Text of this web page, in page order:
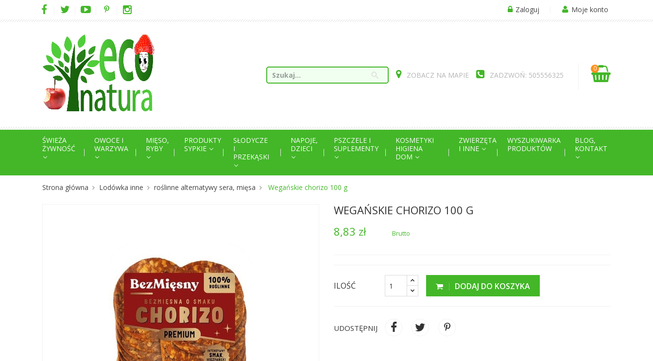
Zaloguj Moje konto
search ZOBACZ NA MAPIE ZADZWOŃ: 505556325
0
ŚWIEŻA
ŻYWNOŚĆ
OWOCE I
WARZYWA
MIĘSO,
RYBY
PRODUKTY
SYPKIE
SŁODYCZE
I
PRZEKĄSKI
NAPOJE,
DZIECI
PSZCZELE I
SUPLEMENTY
KOSMETYKI
HIGIENA
DOM
ZWIERZĘTA
I INNE
WYSZUKIWARKA
PRODUKTÓW
BLOG,
KONTAKT
Strona główna Lodówka inne roślinne alternatywy sera, mięsa Wegańskie chorizo 100 g
WEGAŃSKIE CHORIZO 100 G
8,83 zł
Brutto
ILOŚĆ DODAJ DO KOSZYKA
UDOSTĘPNIJ